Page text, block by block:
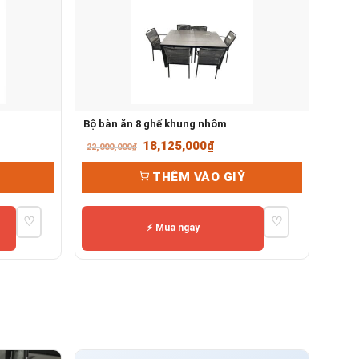
♡
Bộ bàn ăn 8 ghế khung nhôm
22,000,000₫
Giá
gốc
là:
22,000,000₫.
18,125,000₫Giá
hiện
tại
là:
18,125,000₫.
THÊM VÀO GIỶ
⚡ Mua ngay ♡